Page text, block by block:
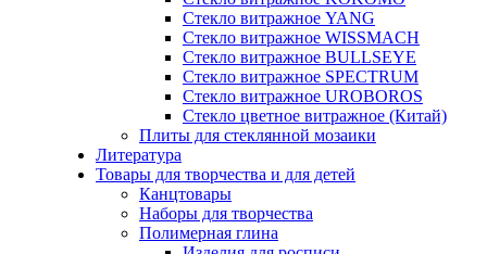
Стекло витражное YANG
Стекло витражное WISSMACH
Стекло витражное BULLSEYE
Стекло витражное SPECTRUM
Стекло витражное UROBOROS
Стекло цветное витражное (Китай)
Плиты для стеклянной мозаики
Литература
Товары для творчества и для детей
Канцтовары
Наборы для творчества
Полимерная глина